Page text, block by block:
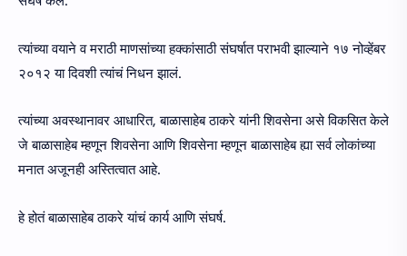
त्यांच्या वयाने व मराठी माणसांच्या हक्कांसाठी संघर्षात पराभवी झाल्याने १७ नोव्हेंबर
२०१२ या दिवशी त्यांचं निधन झालं.
त्यांच्या अवस्थानावर आधारित, बाळासाहेब ठाकरे यांनी शिवसेना असे विकसित केले
जे बाळासाहेब म्हणून शिवसेना आणि शिवसेना म्हणून बाळासाहेब ह्या सर्व लोकांच्या
मनात अजूनही अस्तित्वात आहे.
हे होतं बाळासाहेब ठाकरे यांचं कार्य आणि संघर्ष.